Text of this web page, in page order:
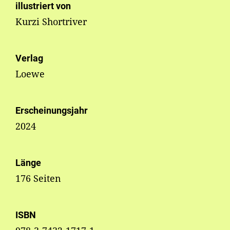
illustriert von
Kurzi Shortriver
Verlag
Loewe
Erscheinungsjahr
2024
Länge
176 Seiten
ISBN